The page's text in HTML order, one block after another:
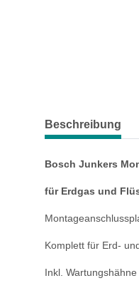
Beschreibung
Bosch Junkers
für Erdgas und
Komplett für Erd-
Inkl.